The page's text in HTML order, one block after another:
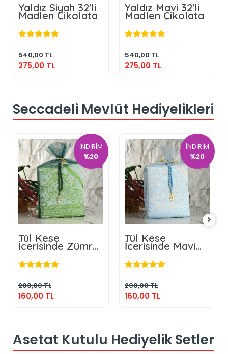
Yaldız Siyah 32'li
Madlen Çikolata
540,00 TL
275,00 TL
275,00 TL
Yaldız Mavi 32'li
Madlen Çikolata
540,00 TL
275,00 TL
275,00 TL
Seccadeli Mevlüt Hediyelikleri
İNDİRİM
%20
Tül Kese
İçerisinde Zümrüt
Renkli Seccade
ve Tesbih
200,00 TL
160,00 TL
160,00 TL
İNDİRİM
%20
Tül Kese
İçerisinde Mavi
Renkli Seccade
ve Tesbih
200,00 TL
160,00 TL
160,00 TL
Asetat Kutulu Hediyelik Setler